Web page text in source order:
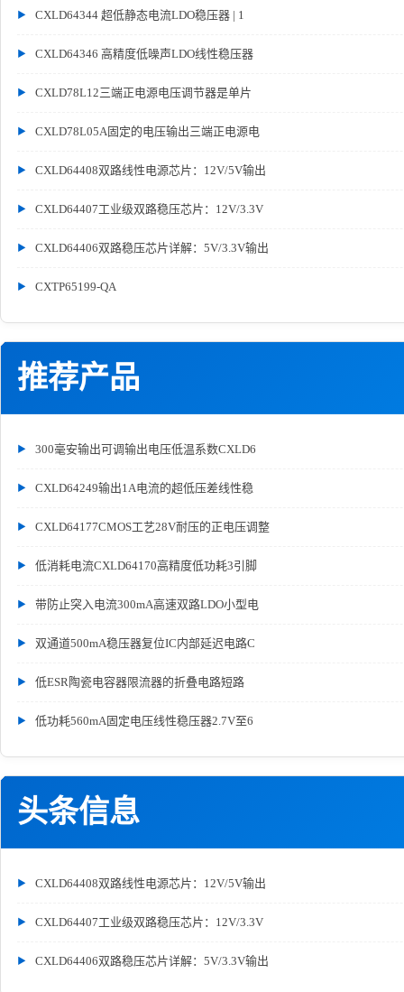
CXLD64344 超低静态电流LDO稳压器 | 1
CXLD64346 高精度低噪声LDO线性稳压器
CXLD78L12三端正电源电压调节器是单片
CXLD78L05A固定的电压输出三端正电源电
CXLD64408双路线性电源芯片：12V/5V输出
CXLD64407工业级双路稳压芯片：12V/3.3V
CXLD64406双路稳压芯片详解：5V/3.3V输出
CXTP65199-QA
推荐产品
300毫安输出可调输出电压低温系数CXLD6
CXLD64249输出1A电流的超低压差线性稳
CXLD64177CMOS工艺28V耐压的正电压调整
低消耗电流CXLD64170高精度低功耗3引脚
带防止突入电流300mA高速双路LDO小型电
双通道500mA稳压器复位IC内部延迟电路C
低ESR陶瓷电容器限流器的折叠电路短路
低功耗560mA固定电压线性稳压器2.7V至6
头条信息
CXLD64408双路线性电源芯片：12V/5V输出
CXLD64407工业级双路稳压芯片：12V/3.3V
CXLD64406双路稳压芯片详解：5V/3.3V输出